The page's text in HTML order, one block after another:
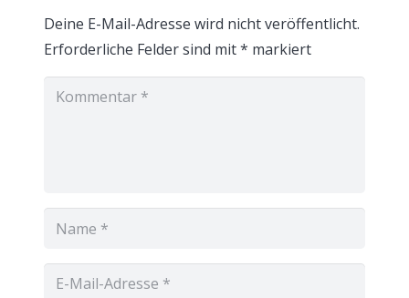
Deine E-Mail-Adresse wird nicht veröffentlicht.
Erforderliche Felder sind mit* markiert